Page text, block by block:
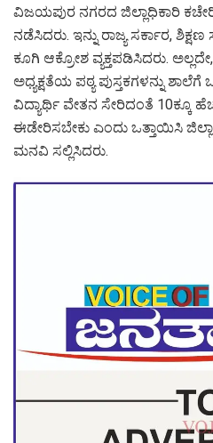
ವಿಜಯಪುರ ನಗರದ ಜಿಲ್ಲಾಧಿಕಾರಿ
ನಡೆಸಿದರು. ಇನ್ನು ರಾಜ್ಯ ಸರ್ಕಾರ,
ಕೂಗಿ ಆಕ್ರೋಶ ವ್ಯಕ್ತಪಡಿಸಿದರು.
ಅಧ್ಯಕ್ಷತೆಯ ಪಠ್ಯ ಪುಸ್ತಕಗಳನ್ನು ಶಾಲೆಗೆ
ವಿದ್ಯಾರ್ಥಿ ವೇತನ ಸೇರಿದಂತೆ 10ಕ್ಕೂ
ಈಡೇರಿಸಬೇಕು ಎಂದು ಒತ್ತಾಯಿಸಿ
ಮನವಿ ಸಲ್ಲಿಸಿದರು.